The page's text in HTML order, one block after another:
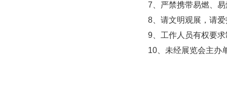
7、严禁携带易燃、
8、请文明观展，请
9、工作人员有权要
10、未经展览会主办